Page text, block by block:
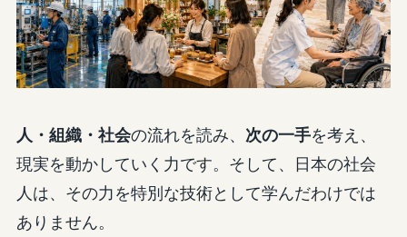
人・組織・社会の流れを読み、 次の一手を考え、
現実を動かしていく力です。そして、日本の社会
人は、その力を特別な技術として学んだわけでは
ありません。